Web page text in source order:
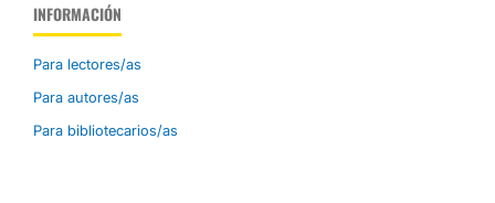
INFORMACIÓN
Para lectores/as
Para autores/as
Para bibliotecarios/as